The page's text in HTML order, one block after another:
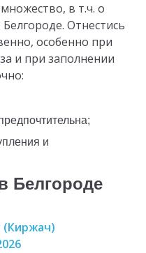
в т.ч. о
Отнестись
особенно при
и при заполнении
Белгороде
(Киржач)